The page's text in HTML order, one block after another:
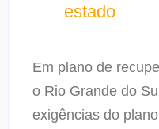
estado
Em plano de
o Rio Grande do
exigências do